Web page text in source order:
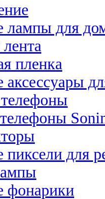
лампы для
пленка
пиксели для
фонарики